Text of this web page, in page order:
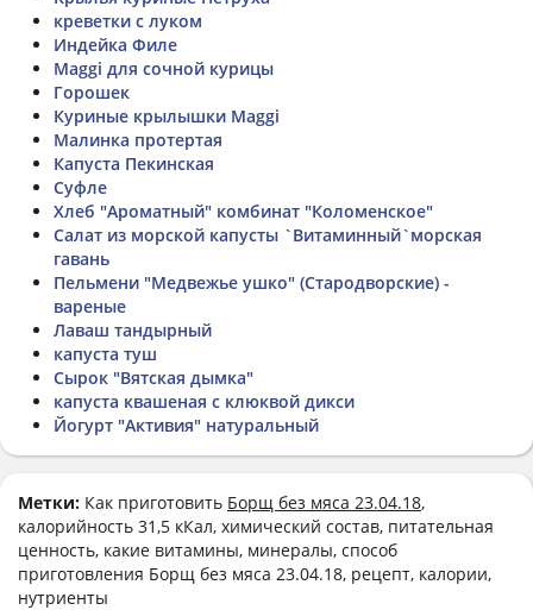
креветки с луком
Индейка Филе
Maggi для сочной курицы
Горошек
Куриные крылышки Maggi
Малинка протертая
Капуста Пекинская
Суфле
Хлеб "Ароматный" комбинат "Коломенское"
Салат из морской капусты `Витаминный`морская
гавань
Пельмени "Медвежье ушко" (Стародворские) -
вареные
Лаваш тандырный
капуста туш
Сырок "Вятская дымка"
капуста квашеная с клюквой дикси
Йогурт "Активия" натуральный
Метки: Как приготовить Борщ без мяса 23.04.18,
калорийность 31,5 кКал, химический состав, питательная
ценность, какие витамины, минералы, способ
приготовления Борщ без мяса 23.04.18, рецепт, калории,
нутриенты